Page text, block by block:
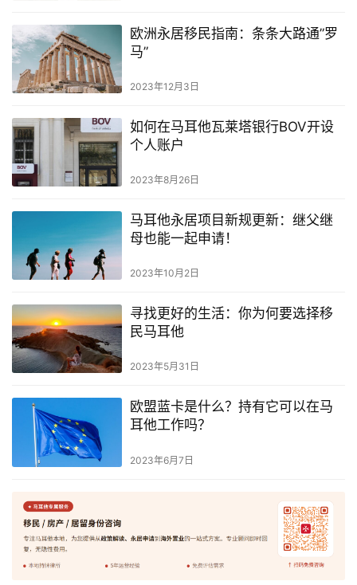
欧洲永居移民指南：条条大路通”罗
马”
2023年12月3日
如何在马耳他瓦莱塔银行BOV开设
个人账户
2023年8月26日
马耳他永居项目新规更新：继父继
母也能一起申请！
2023年10月2日
寻找更好的生活：你为何要选择移
民马耳他
2023年5月31日
欧盟蓝卡是什么？持有它可以在马
耳他工作吗？
2023年6月7日